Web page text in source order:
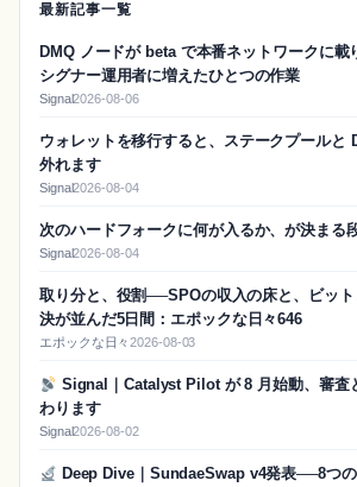
最新記事一覧
DMQ ノードが beta で本番ネットワークに
シグナー運用者に増えたひとつの作業
Signal2026-08-06
ウォレットを移行すると、ステークプールと
外れます
Signal2026-08-04
次のハードフォークに何が入るか、が決まる
Signal2026-08-04
取り分と、役割──SPOの収入の床と、ビッ
決が並んだ5日間：エポックな日々646
エポックな日々2026-08-03
Signal｜Catalyst Pilot が 8 月始動、審査
わります
Signal2026-08-02
Deep Dive｜SundaeSwap v4発表──8つ